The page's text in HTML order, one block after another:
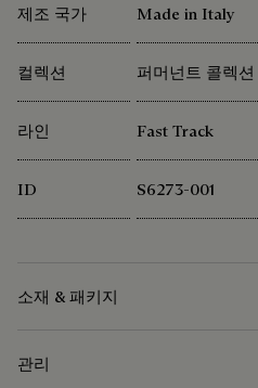
제조 국가 Made in Italy
컬렉션 퍼머넌트 콜렉션
라인 Fast Track
ID S6273-001
소재 & 패키지
관리